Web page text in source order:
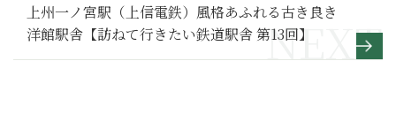
上州一ノ宮駅（上信電鉄）風格あふれる古き良き
洋館駅舎【訪ねて行きたい鉄道駅舎 第13回】